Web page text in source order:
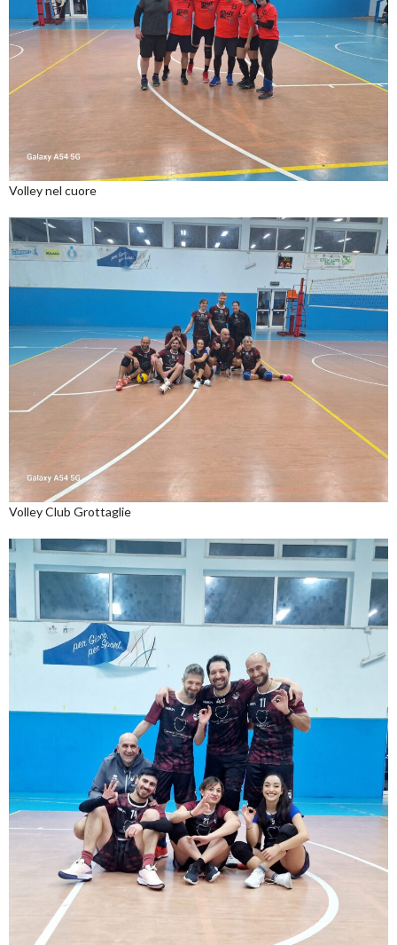
Volley nel cuore
Volley Club Grottaglie